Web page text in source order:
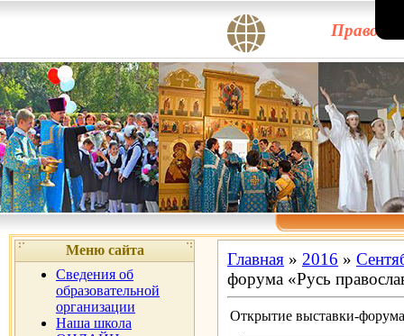
Меню сайта
Сведения об
образовательной
организации
Наша школа
Главная » 2016 »
форума «Русь
Открытие выставки-